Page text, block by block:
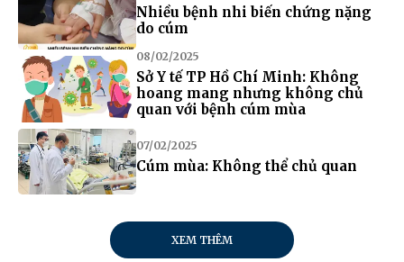
Nhiều bệnh nhi biến chứng nặng
do cúm
08/02/2025
Sở Y tế TP Hồ Chí Minh: Không
hoang mang nhưng không chủ
quan với bệnh cúm mùa
07/02/2025
Cúm mùa: Không thể chủ quan
XEM THÊM